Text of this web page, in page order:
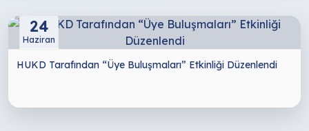
24
Haziran
HUKD Tarafından “Üye Buluşmaları” Etkinliği Düzenlendi